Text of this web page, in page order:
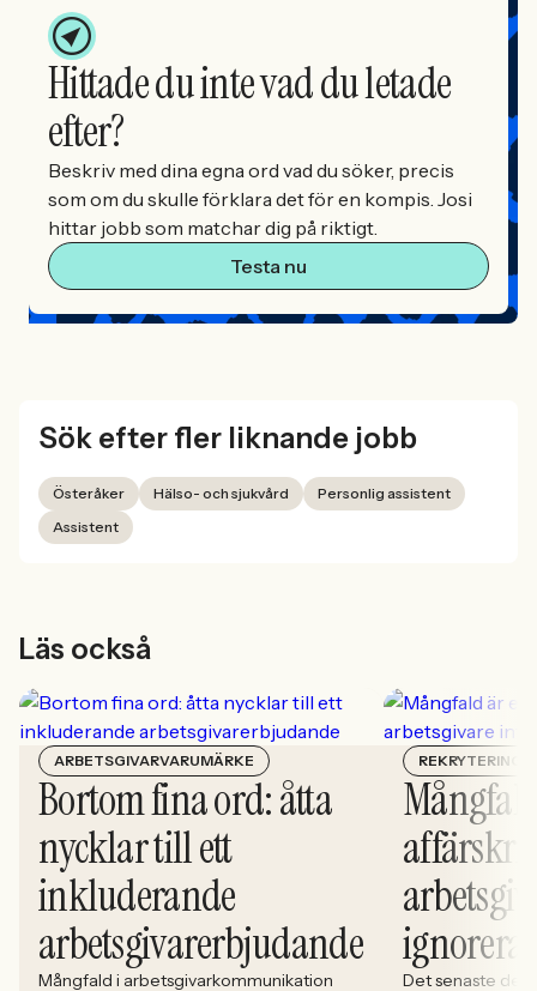
Hittade du inte vad du letade
efter?
Beskriv med dina egna ord vad du söker, precis
som om du skulle förklara det för en kompis. Josi
hittar jobb som matchar dig på riktigt.
Testa nu
Sök efter fler liknande jobb
Österåker Hälso- och sjukvård
Personlig assistent
Assistent
Läs också
ARBETSGIVARVARUMÄRKE
Bortom fina ord: åtta
nycklar till ett
inkluderande
arbetsgivarerbjudande
Mångfald i arbetsgivarkommunikation
REKRYTERING
ignorera
Det senaste